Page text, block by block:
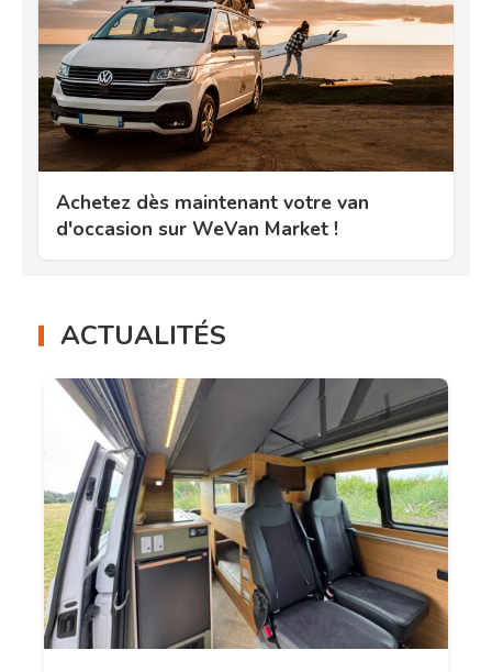
Achetez dès maintenant votre van
d'occasion sur WeVan Market !
ACTUALITÉS